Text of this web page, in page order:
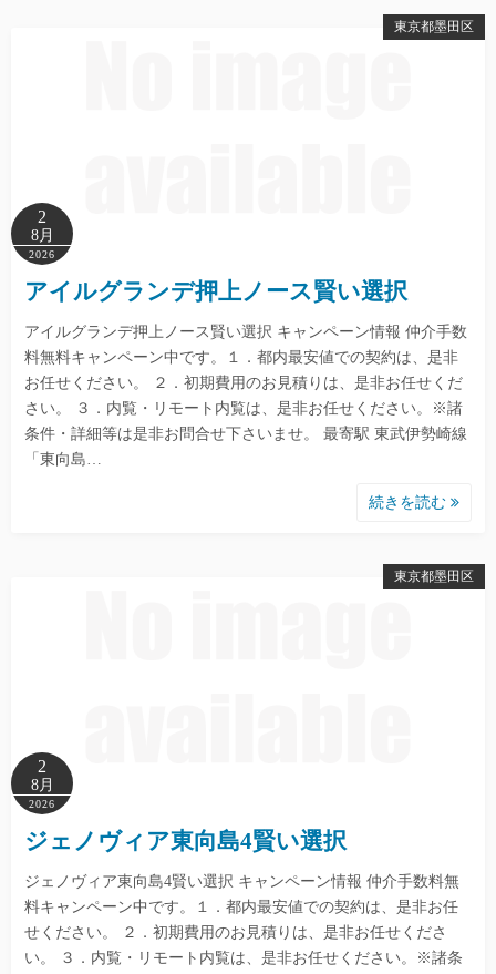
東京都墨田区
2
8月
2026
アイルグランデ押上ノース賢い選択
アイルグランデ押上ノース賢い選択 キャンペーン情報 仲介手数
料無料キャンペーン中です。１．都内最安値での契約は、是非
お任せください。 ２．初期費用のお見積りは、是非お任せくだ
さい。 ３．内覧・リモート内覧は、是非お任せください。※諸
条件・詳細等は是非お問合せ下さいませ。 最寄駅 東武伊勢崎線
「東向島…
続きを読む
東京都墨田区
2
8月
2026
ジェノヴィア東向島4賢い選択
ジェノヴィア東向島4賢い選択 キャンペーン情報 仲介手数料無
料キャンペーン中です。１．都内最安値での契約は、是非お任
せください。 ２．初期費用のお見積りは、是非お任せくださ
い。 ３．内覧・リモート内覧は、是非お任せください。※諸条